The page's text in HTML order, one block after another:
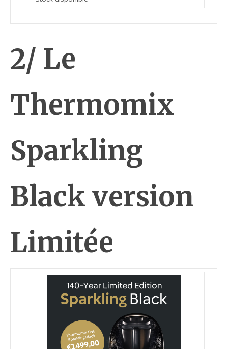
2/ Le
Thermomix
Sparkling
Black version
Limitée